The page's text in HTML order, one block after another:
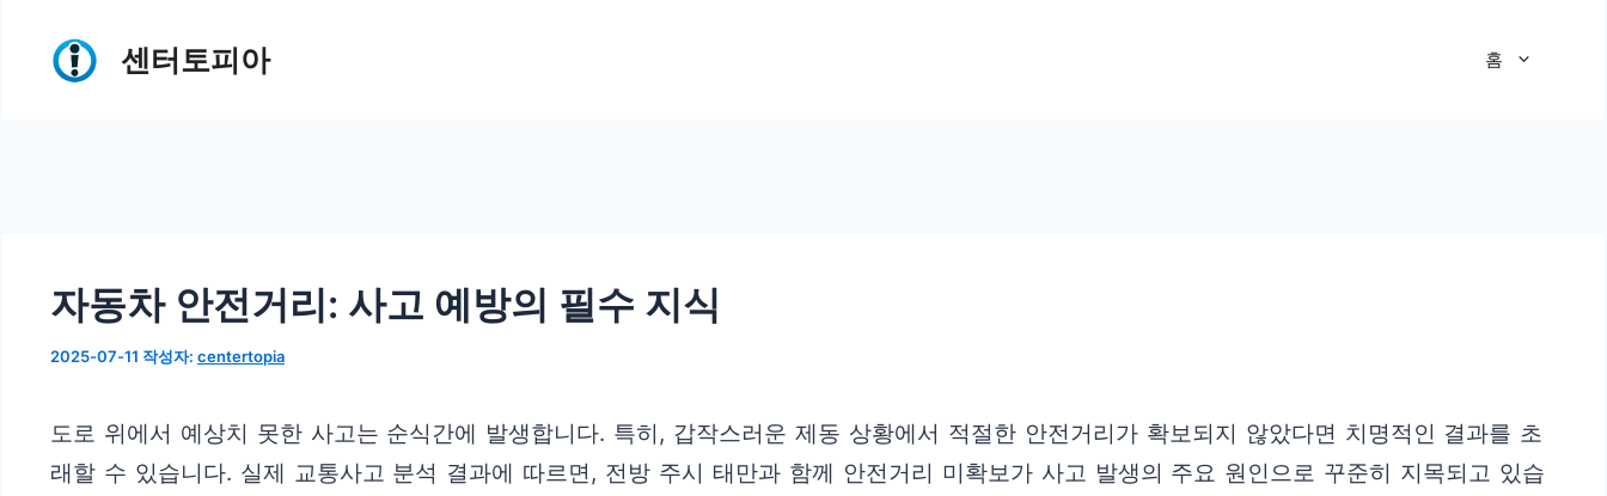
센터토피아 홈
자동차 안전거리: 사고 예방의 필수 지식
2025-07-11 작성자: centertopia
도로 위에서 예상치 못한 사고는 순식간에 발생합니다. 특히, 갑작스러운 제동 상황에서 적절한 안전거리가 확보되지 않았다면 치명적인 결과를 초
래할 수 있습니다. 실제 교통사고 분석 결과에 따르면, 전방 주시 태만과 함께 안전거리 미확보가 사고 발생의 주요 원인으로 꾸준히 지목되고 있습